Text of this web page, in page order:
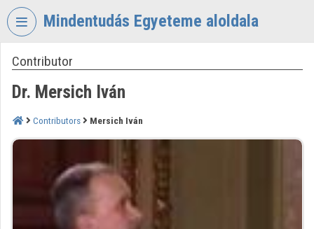
Skip header
Mindentudás Egyeteme aloldala
VIDEO
MINDENTUDÁS
EGYETEME
Organization discovery
Contributor
Dr. Mersich Iván
Contributors Mersich Iván